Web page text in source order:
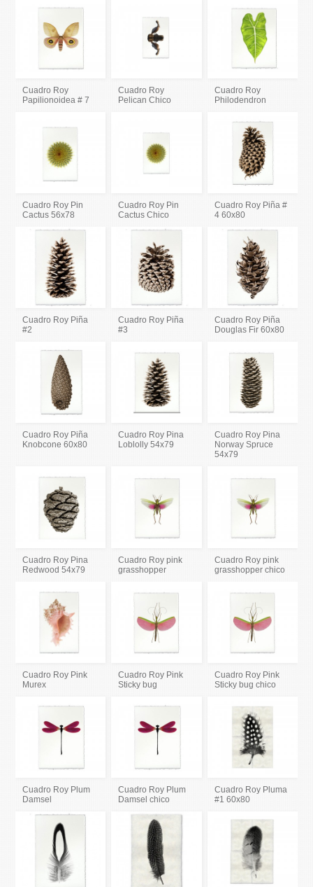
Cuadro Roy
Papilionoidea # 7
Cuadro Roy
Pelican Chico
Cuadro Roy
Philodendron
Cuadro Roy Pin
Cactus 56x78
Cuadro Roy Pin
Cactus Chico
Cuadro Roy Piña #
4 60x80
Cuadro Roy Piña
#2
Cuadro Roy Piña
#3
Cuadro Roy Piña
Douglas Fir 60x80
Cuadro Roy Piña
Knobcone 60x80
Cuadro Roy Pina
Loblolly 54x79
Cuadro Roy Pina
Norway Spruce
54x79
Cuadro Roy Pina
Redwood 54x79
Cuadro Roy pink
grasshopper
Cuadro Roy pink
grasshopper chico
Cuadro Roy Pink
Murex
Cuadro Roy Pink
Sticky bug
Cuadro Roy Pink
Sticky bug chico
Cuadro Roy Plum
Damsel
Cuadro Roy Plum
Damsel chico
Cuadro Roy Pluma
#1 60x80